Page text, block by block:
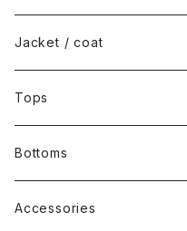
Jacket / coat
Tops
Bottoms
Accessories